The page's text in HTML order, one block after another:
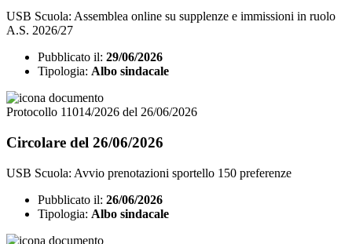
USB Scuola: Assemblea online su supplenze e immissioni in ruolo
A.S. 2026/27
Pubblicato il: 29/06/2026
Tipologia: Albo sindacale
Protocollo 11014/2026 del 26/06/2026
Circolare del 26/06/2026
USB Scuola: Avvio prenotazioni sportello 150 preferenze
Pubblicato il: 26/06/2026
Tipologia: Albo sindacale